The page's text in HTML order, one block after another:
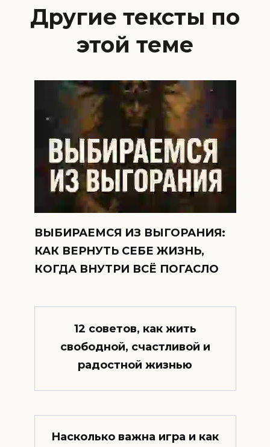
Другие тексты по
этой теме
ВЫБИРАЕМСЯ ИЗ ВЫГОРАНИЯ:
КАК ВЕРНУТЬ СЕБЕ ЖИЗНЬ,
КОГДА ВНУТРИ ВСЁ ПОГАСЛО
12 советов, как жить
свободной, счастливой и
радостной жизнью
Насколько важна игра и как